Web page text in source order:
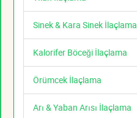
Sinek & Kara Sinek İlaçlama
Kalorifer Böceği İlaçlama
Örümcek İlaçlama
Arı & Yaban Arısı İlaçlama